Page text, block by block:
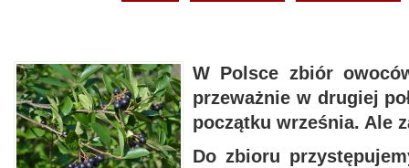
W Polsce zbiór
przeważnie w drugiej
początku września. Ale
Do zbioru